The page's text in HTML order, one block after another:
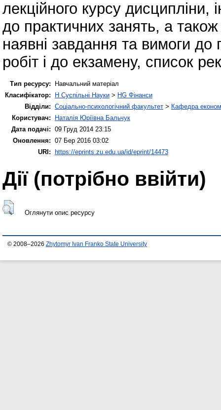
лекційного курсу дисципліни,
до практичних занять, а
наявні завдання та вимоги
робіт і до екзамену, список
Тип ресурсу:
Навчальний матеріал
Класифікатор:
H Суспільні Науки > HG Фінанси
Відділи: Соціально-психологічний факультет > Кафедра
Користувач:
Наталія Юріївна Бальчук
Дата подачі: 09 Груд 2014 23:15
Оновлення: 07 Бер 2016 03:02
URI: https://eprints.zu.edu.ua/id/eprint/14473
Дії ​​(потрібно ввійти)
Оглянути опис ресурсу
© 2008–2026 Zhytomyr Ivan Franko State University